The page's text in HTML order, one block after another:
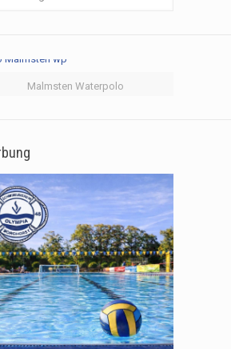
Malmsten Waterpolo